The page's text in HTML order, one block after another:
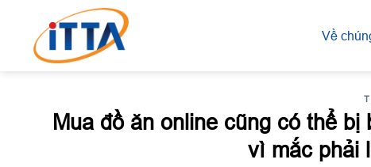
content
Về
Mua đồ ăn online cũng có thể
vì mắc phải